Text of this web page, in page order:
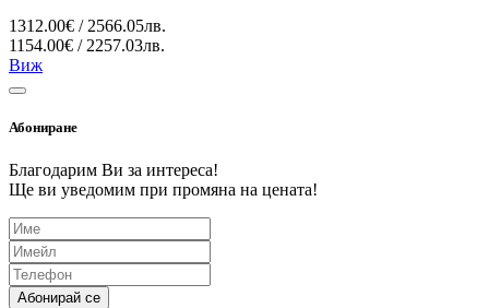
1312.00€ / 2566.05лв.
1154.00€ / 2257.03лв.
Виж
Абониране
Благодарим Ви за интереса!
Ще ви уведомим при промяна на цената!
Абонирай се